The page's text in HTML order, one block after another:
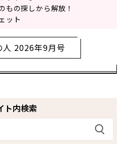
もの探しから解放！
ット
人 2026年9月号
ト内検索